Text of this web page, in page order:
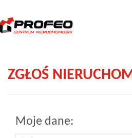
ZGŁOŚ
Moje dane: